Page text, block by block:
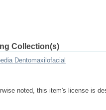
Collection(s)
Dentomaxilofacial
noted, this item's license is